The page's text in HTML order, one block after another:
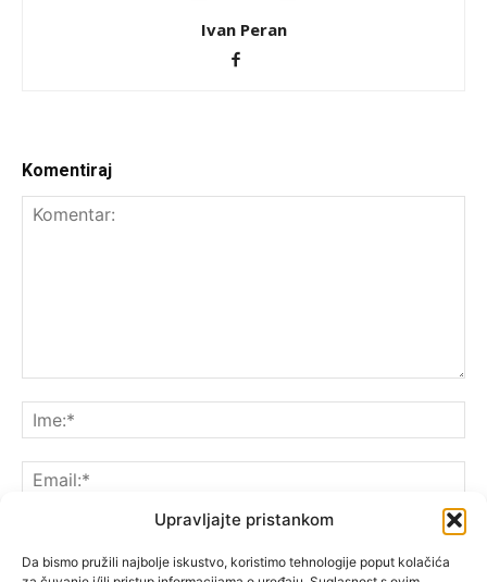
Upravljajte pristankom
Da bismo pružili najbolje iskustvo, koristimo tehnologije poput kolačića
Ivan Peran
Komentiraj